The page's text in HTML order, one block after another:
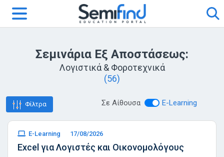
Σεμινάρια Εξ Αποστάσεως:
Λογιστικά & Φοροτεχνικά
(56)
Φίλτρα Σε Αίθουσα E-Learning
E-Learning 17/08/2026
Excel για Λογιστές και Οικονομολόγους